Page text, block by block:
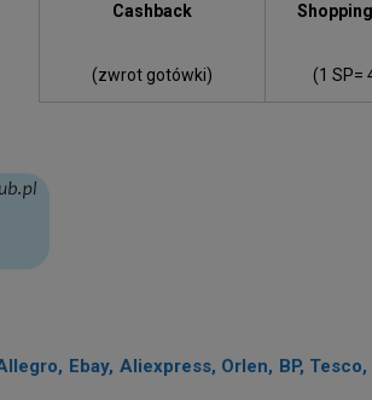
Cashback
(zwrot gotówki) (1 SP=
Ebay, Aliexpress, Orlen, BP,